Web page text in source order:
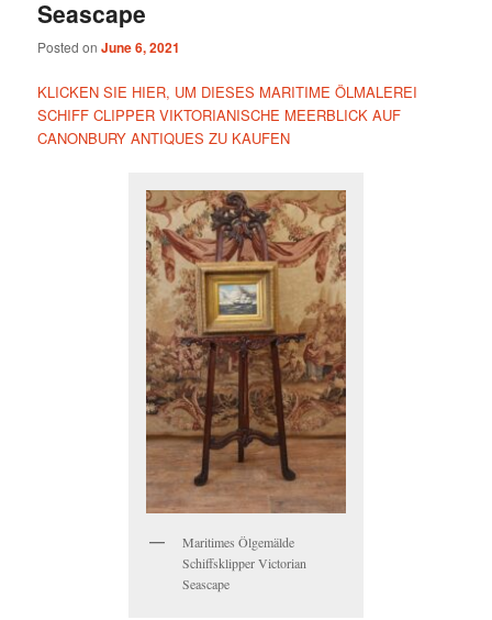
Seascape
Posted onJune 6, 2021
KLICKEN SIE HIER, UM DIESES MARITIME ÖLMALEREI
SCHIFF CLIPPER VIKTORIANISCHE MEERBLICK AUF
CANONBURY ANTIQUES ZU KAUFEN
Maritimes Ölgemälde
Schiffsklipper Victorian
Seascape